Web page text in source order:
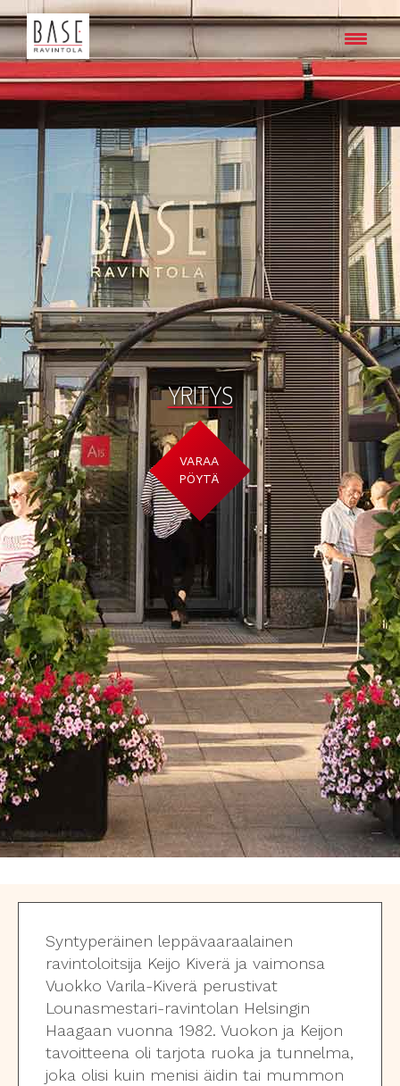
YRITYS
VARAA
PÖYTÄ
Syntyperäinen leppävaaraalainen
ravintoloitsija Keijo Kiverä ja vaimonsa
Vuokko Varila-Kiverä perustivat
Lounasmestari-ravintolan Helsingin
Haagaan vuonna 1982. Vuokon ja Keijon
tavoitteena oli tarjota ruoka ja tunnelma,
joka olisi kuin menisi äidin tai mummon